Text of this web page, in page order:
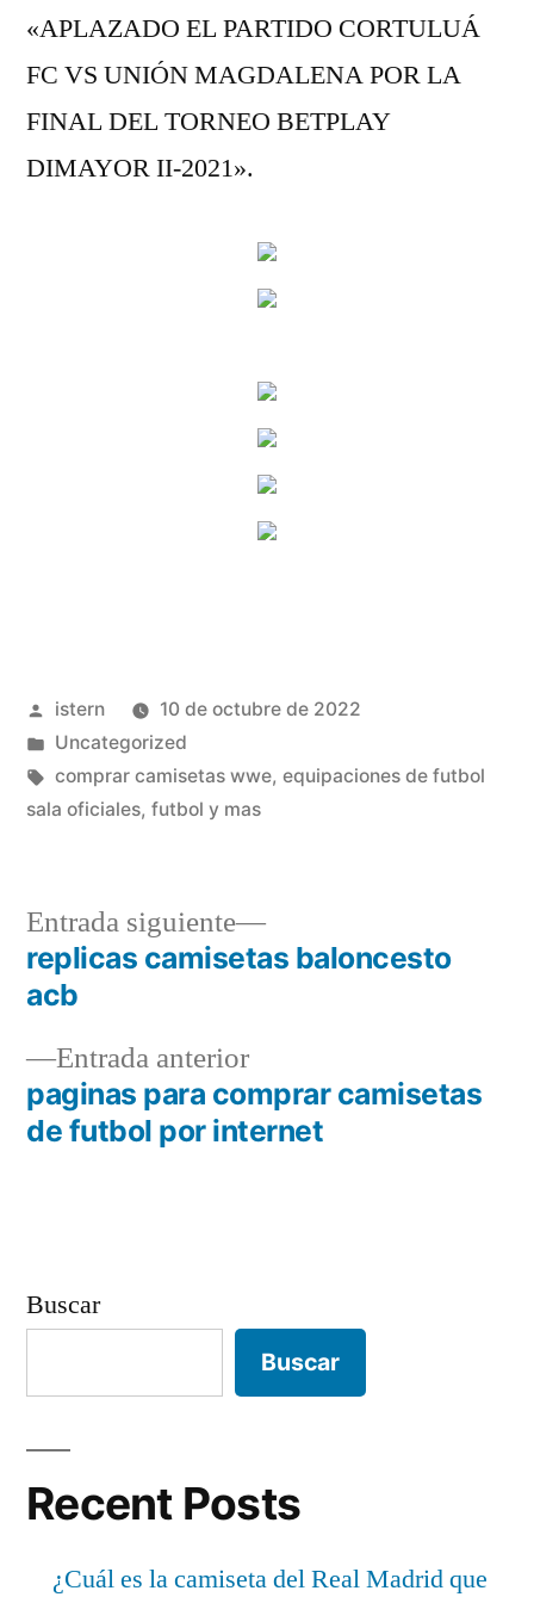
«APLAZADO EL PARTIDO CORTULUÁ
FC VS UNIÓN MAGDALENA POR LA
FINAL DEL TORNEO BETPLAY
DIMAYOR II-2021».
Publicado
por
istern
10 de octubre de 2022
Publicado
en
Uncategorized
Etiquetas:
comprar camisetas wwe, equipaciones de futbol
sala oficiales, futbol y mas
Navegación
entradas
Entrada anteriorEntrada
anterior:
paginas para comprar camisetas
de futbol por internet
Entrada siguiente
Entrada
siguiente:
replicas camisetas baloncesto
acb
Buscar
Buscar
Recent Posts
¿Cuál es la camiseta del Real Madrid que